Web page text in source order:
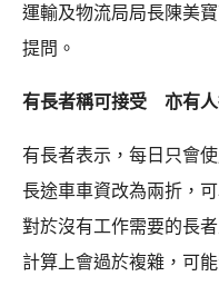
運輸及物流局局長陳美
提問。
有長者稱可接受 亦有人
有長者表示，每日只會
長途車車資改為兩折，
對於沒有工作需要的長
計算上會過於複雜，可